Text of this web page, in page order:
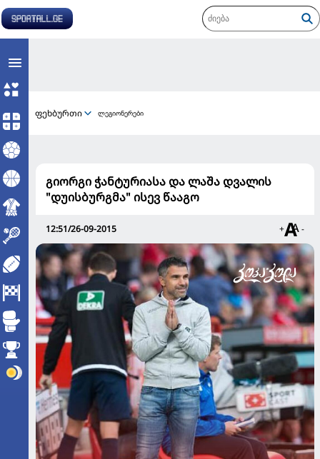
ფეხბურთი ლეგიონერები
გიორგი ჭანტურიასა და ლაშა დვალის
"დუისბურგმა" ისევ წააგო
12:51/26-09-2015 + -